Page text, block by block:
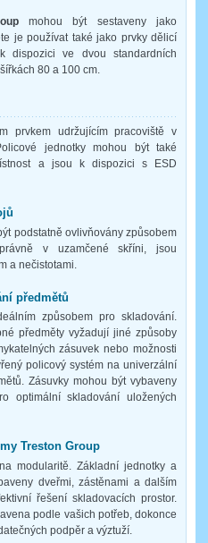
mohou být sestaveny jako
je používat také jako prvky dělicí
dispozici ve dvou standardních
80 a 100 cm.
prvkem udržujícím pracoviště v
jednotky mohou být také
a jsou k dispozici s ESD
podstatně ovlivňovány způsobem
v uzamčené skříni, jsou
a nečistotami.
předmětů
způsobem pro skladování.
předměty vyžadují jiné způsoby
zásuvek nebo možnosti
policový systém na univerzální
Zásuvky mohou být vybaveny
optimální skladování uložených
Treston Group
modularitě. Základní jednotky a
dveřmi, zástěnami a dalším
řešení skladovacích prostor.
podle vašich potřeb, dokonce
podpěr a výztuží.